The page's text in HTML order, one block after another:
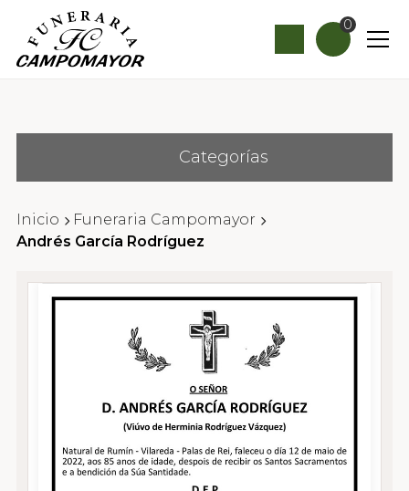
0
Categorías
Inicio
Funeraria Campomayor
Andrés García Rodríguez